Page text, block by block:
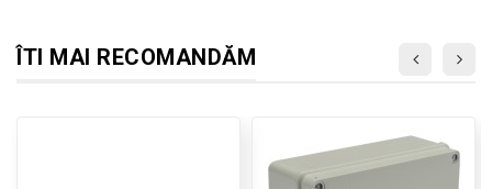
ÎTI MAI RECOMANDĂM